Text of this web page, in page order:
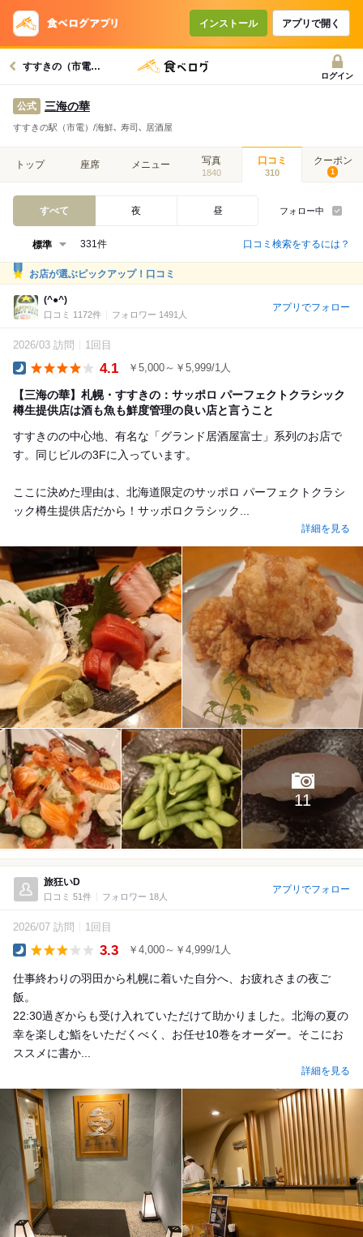
インストール アプリで開く
すすきの（市電）駅グルメへ
ログイン
公式 三海の華
すすきの駅（市電）/海鮮､ 寿司､ 居酒屋
トップ 座席 メニュー 写真
1840
口コミ
310
クーポン
1
すべて 夜 昼 フォロー中
331件 口コミ検索をするには？
お店が選ぶピックアップ！口コミ
(^●^)
口コミ 1172件 フォロワー 1491人
アプリでフォロー
2026/03 訪問 1回目
4.1 ￥5,000～￥5,999/1人
【三海の華】札幌・すすきの：サッポロ パーフェクトクラシック
樽生提供店は酒も魚も鮮度管理の良い店と言うこと
すすきのの中心地、有名な「グランド居酒屋富士」系列のお店で
す。同じビルの3Fに入っています。
ここに決めた理由は、北海道限定のサッポロ パーフェクトクラシ
ック樽生提供店だから！サッポロクラシック...
詳細を見る
11
旅狂いD
口コミ 51件 フォロワー 18人
アプリでフォロー
2026/07 訪問 1回目
3.3 ￥4,000～￥4,999/1人
仕事終わりの羽田から札幌に着いた自分へ、お疲れさまの夜ご
飯。
22:30過ぎからも受け入れていただけて助かりました。北海の夏の
幸を楽しむ鮨をいただくべく、お任せ10巻をオーダー。そこにお
ススメに書か...
詳細を見る